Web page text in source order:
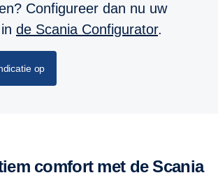
Configureer dan nu uw
de Scania Configurator.
op